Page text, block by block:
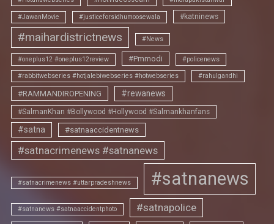
#JawanMovie #justiceforsidhumoosewala #katninews
#maihardistrictnews #News
#oneplus12 #oneplus12review #Pmmodi #policenews
#rabbitwebseries #hotjalebiwebseries #hotwebseries #rahulgandhi
#RAMMANDIROPENING #rewanews
#SalmanKhan #Bollywood #Hollywood #Salmankhanfans
#satna #satnaaccidentnews
#satnacrimenews #satnanews
#satnacrimenews #uttarpradeshnews #satnanews
#satnanews #satnaaccidentphoto #satnapolice